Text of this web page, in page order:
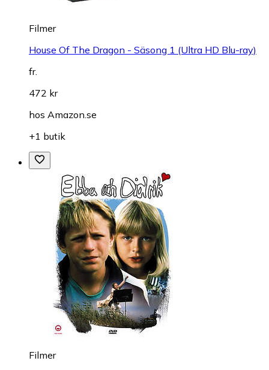
Filmer
House Of The Dragon - Säsong 1 (Ultra HD Blu-ray)
fr.
472 kr
hos Amazon.se
+1 butik
Filmer